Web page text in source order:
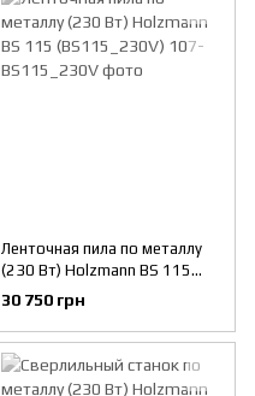
Ленточная пила по металлу
(230 Вт) Holzmann BS 115
(BS115_230V)
30 750 грн